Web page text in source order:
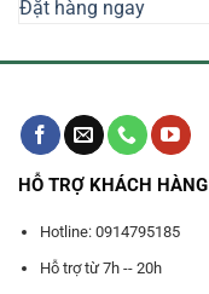
4.220.000₫.
Đặt hàng ngay
HỖ TRỢ KHÁCH HÀNG
Hotline: 0914795185
Hỗ trợ từ 7h -- 20h